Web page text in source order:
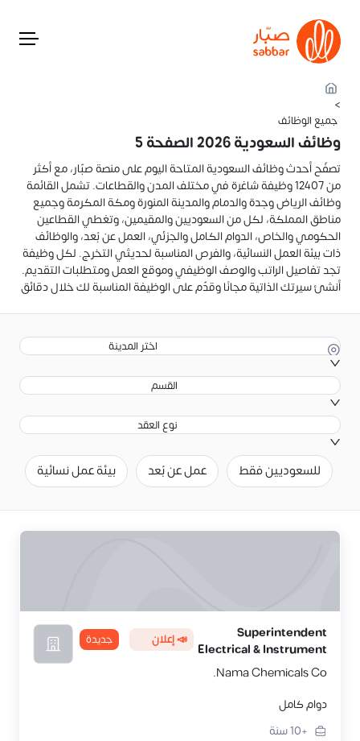
>
جميع الوظائف
وظائف السعودية 2026 الصفحة 5
تصفّح أحدث وظائف السعودية المتاحة اليوم على منصة صبّار، مع أكثر
من 12407 وظيفة شاغرة في مختلف المدن والقطاعات. تشمل القائمة
وظائف الرياض وجدة والدمام والمدينة المنورة ومكة المكرمة وجميع
مناطق المملكة، لكل من السعوديين والمقيمين، وتغطي القطاعين
الحكومي والخاص، الدوام الكامل والجزئي، العمل عن بُعد، والوظائف
ذات بيئة العمل النسائية، والفرص المناسبة لحديثي التخرج. لكل وظيفة
تجد تفاصيل الراتب والوصف الوظيفي وموقع العمل ومتطلبات التقديم.
أنشئ سيرتك الذاتية مجانًا وقدّم على الوظيفة المناسبة لك خلال دقائق
اختر المدينة
القسم
نوع العقد
للسعوديين فقط عمل عن بُعد بيئة عمل نسائية
Superintendent
Electrical & Instrument
📣 إعلان جديدة
Nama Chemicals Co.
دوام كامل
+10
سنة